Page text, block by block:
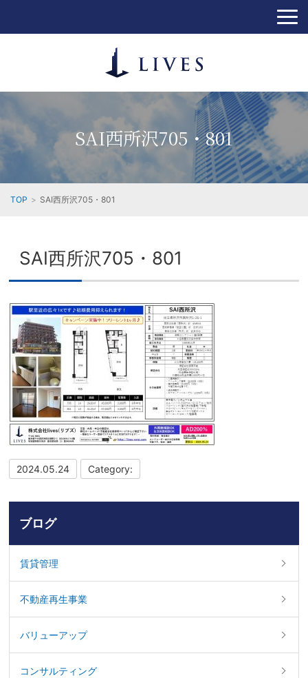
SAI西所沢705・801
TOP SAI西所沢705・801
SAI西所沢705・801
2024.05.24 Category:
ブログ
賃貸管理
不動産再生事業
バリューアップ
コンサルティング